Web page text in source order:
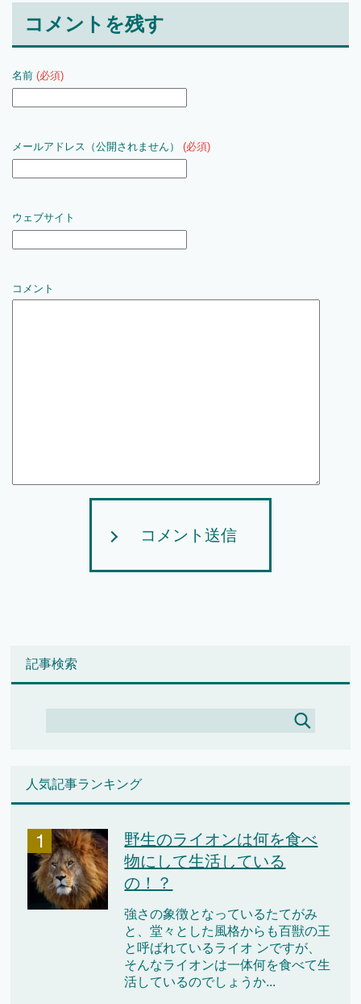
コメントを残す
名前 (必須)
メールアドレス（公開されません） (必須)
ウェブサイト
コメント
コメント送信
記事検索
人気記事ランキング
野生のライオンは何を食べ
物にして生活している
の！？
強さの象徴となっているたてがみ
と、堂々とした風格からも百獣の王
と呼ばれているライオ ンですが、
そんなライオンは一体何を食べて生
活しているのでしょうか...